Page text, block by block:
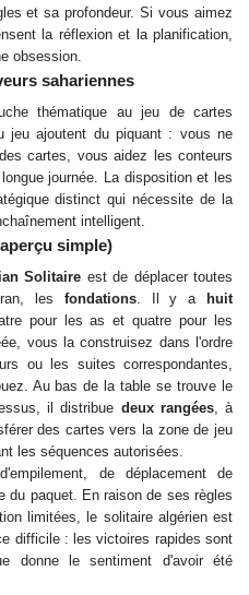
et sa profondeur. Si vous aimez
la réflexion et la planification,
obsession.
sahariennes
thématique au jeu de cartes
jeu ajoutent du piquant : vous ne
cartes, vous aidez les conteurs
journée. La disposition et les
distinct qui nécessite de la
intelligent.
simple)
Solitaire est de déplacer toutes
les fondations. Il y a
huit
pour les as et quatre pour les
vous la construisez dans l'ordre
ou les suites correspondantes,
Au bas de la table se trouve le
il distribue deux rangées, à
des cartes vers la zone de jeu
les séquences autorisées.
de déplacement de
du paquet. En raison de ses règles
limitées, le solitaire algérien est
difficile : les victoires rapides sont
donne le sentiment d'avoir été